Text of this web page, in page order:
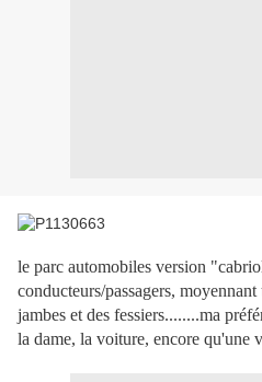
le parc automobiles version
conducteurs/passagers,
jambes et des fessiers........ma
la dame, la voiture, encore qu'une